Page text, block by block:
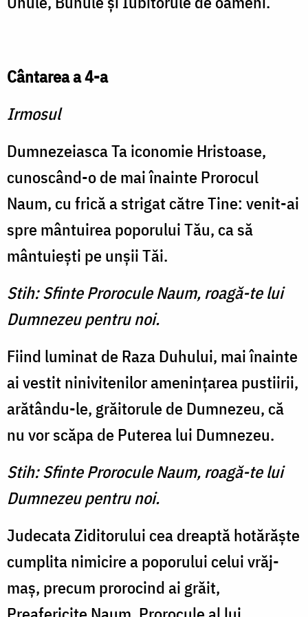
Cântarea a 4-a
Irmosul
Dumnezeiasca Ta iconomie Hristoase,
cunoscând-o de mai înainte Prorocul
Naum, cu frică a strigat către Tine: venit-ai
spre mântuirea poporului Tău, ca să
mântuieşti pe unşii Tăi.
Stih: Sfinte Prorocule Naum, roagă-te lui
Dumnezeu pentru noi.
Fiind luminat de Raza Du­hului, mai înainte
ai vestit ninivitenilor ameninţarea pus­tiirii,
arătându-le, grăitorule de Dumnezeu, că
nu vor scăpa de Puterea lui Dumnezeu.
Stih: Sfinte Prorocule Naum, roagă-te lui
Dumnezeu pentru noi.
Judecata Ziditorului cea dreaptă hotărăşte
cumplita ni­micire a poporului celui vrăj­
maş, precum prorocind ai grăit,